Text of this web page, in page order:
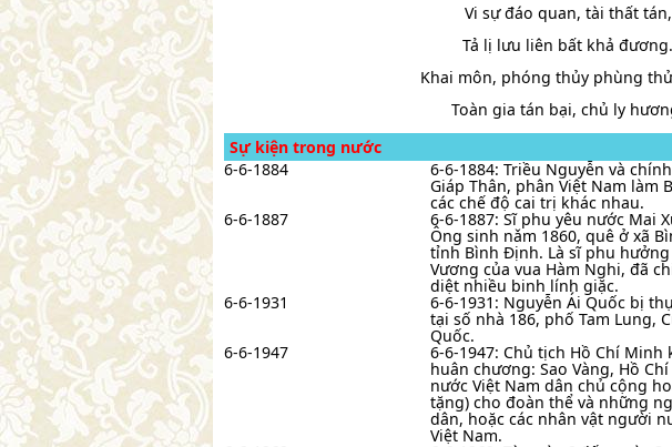
Vi sự đáo quan, tài thất tán,
Tả lị lưu liên bất khả đương.
Khai môn, phóng thủy phùng
Toàn gia tán bại, chủ ly
Sự kiện trong nước
6-6-1884
6-6-1884: Triều Nguyễn và
Giáp Thân, phân Việt Nam làm
các chế độ cai trị khác nhau.
6-6-1887 6-6-1887: Sĩ phu yêu nước Mai
Ông sinh nǎm 1860, quê ở xã
tỉnh Bình Định. Là sĩ phu
Vương của vua Hàm Nghi, đã
diệt nhiều binh lính giặc.
6-6-1931 6-6-1931: Nguyễn Ái Quốc bị
tại số nhà 186, phố Tam Lung,
Quốc.
6-6-1947 6-6-1947: Chủ tịch Hồ Chí Minh
huân chương: Sao Vàng, Hồ
nước Việt Nam dân chủ cộng
tặng) cho đoàn thể và những
dân, hoặc các nhân vật người
Việt Nam.